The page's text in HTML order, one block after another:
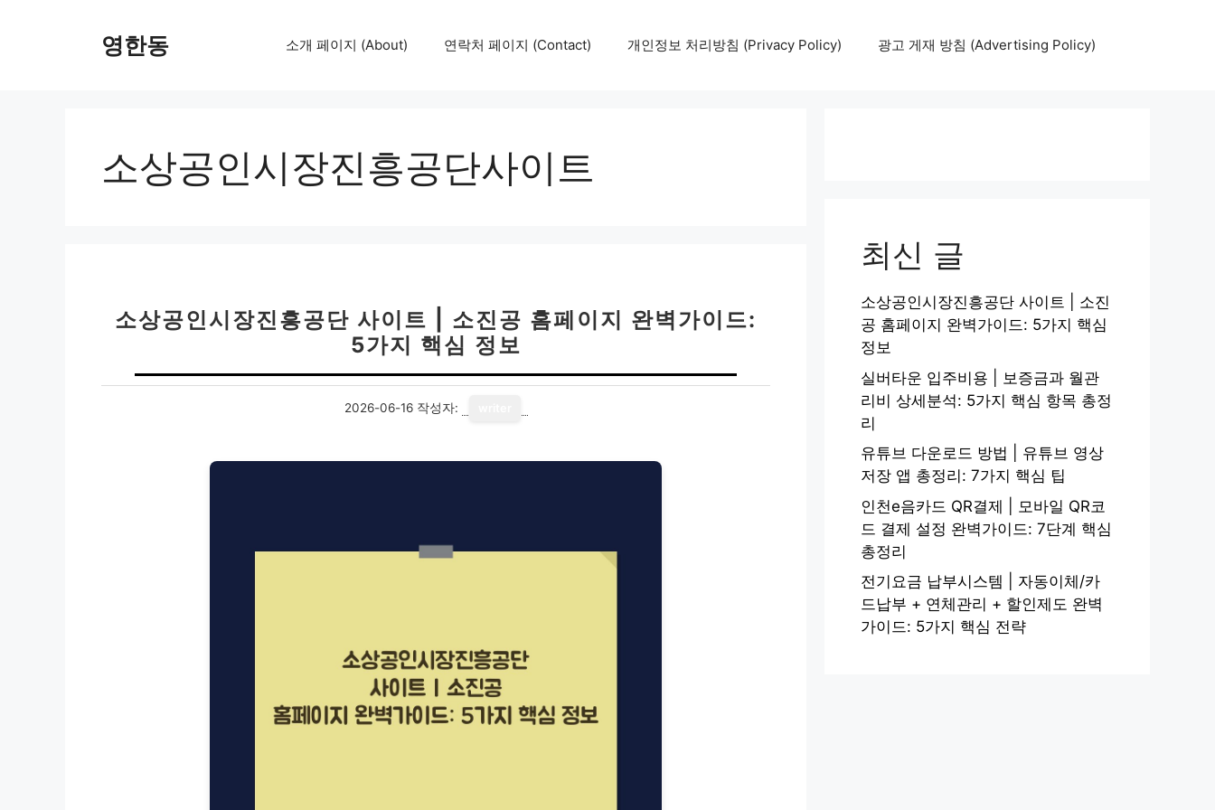
영한동 소개 페이지 (About) 연락처 페이지 (Contact) 개인정보 처리방침 (Privacy Policy) 광고 게재 방침 (Advertising Policy)
소상공인시장진흥공단사이트
소상공인시장진흥공단 사이트 | 소진공 홈페이지 완벽가이드:
5가지 핵심 정보
2026-06-16 작성자:
최신 글
소상공인시장진흥공단 사이트 | 소진
공 홈페이지 완벽가이드: 5가지 핵심
정보
실버타운 입주비용 | 보증금과 월관
리비 상세분석: 5가지 핵심 항목 총정
리
유튜브 다운로드 방법 | 유튜브 영상
저장 앱 총정리: 7가지 핵심 팁
인천e음카드 QR결제 | 모바일 QR코
드 결제 설정 완벽가이드: 7단계 핵심
총정리
전기요금 납부시스템 | 자동이체/카
드납부 + 연체관리 + 할인제도 완벽
가이드: 5가지 핵심 전략